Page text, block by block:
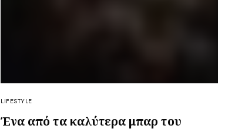
LIFESTYLE
Ένα από τα καλύτερα μπαρ του